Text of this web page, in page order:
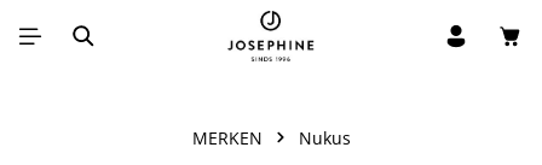
Ga naar de hoofdinhoud
MERKEN Nukus